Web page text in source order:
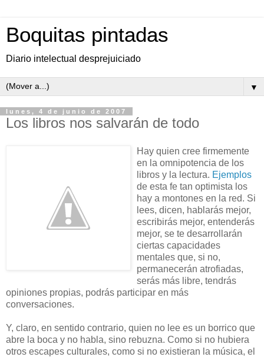
Boquitas pintadas
Diario intelectual desprejuiciado
▼
lunes, 4 de junio de 2007
Los libros nos salvarán de todo
Hay quien cree firmemente
en la omnipotencia de los
libros y la lectura. Ejemplos
de esta fe tan optimista los
hay a montones en la red. Si
lees, dicen, hablarás mejor,
escribirás mejor, entenderás
mejor, se te desarrollarán
ciertas capacidades
mentales que, si no,
permanecerán atrofiadas,
serás más libre, tendrás
opiniones propias, podrás participar en más
conversaciones.
Y, claro, en sentido contrario, quien no lee es un borrico que
abre la boca y no habla, sino rebuzna. Como si no hubiera
otros escapes culturales, como si no existieran la música, el